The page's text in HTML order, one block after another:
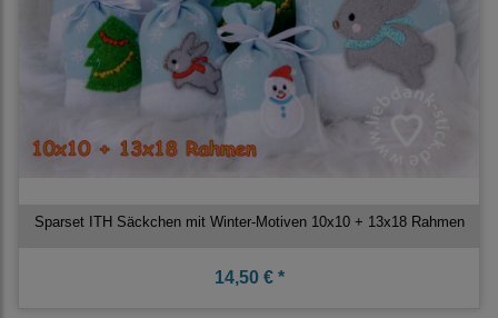
Sparset ITH Säckchen mit Winter-Motiven 10x10 + 13x18 Rahmen
14,50 € *